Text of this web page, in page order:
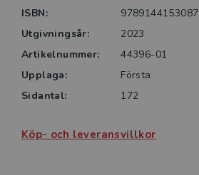
ISBN:
9789144153087
Utgivningsår:
2023
Artikelnummer:
44396-01
Upplaga:
Första
Sidantal:
172
Köp- och leveransvillkor